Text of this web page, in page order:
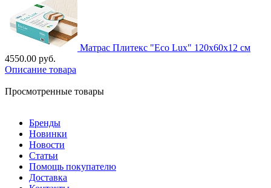
Матрас Плитекс "Eco Lux" 120х60х12 см
4550.00 руб.
Описание товара
Просмотренные товары
Бренды
Новинки
Новости
Статьи
Помощь покупателю
Доставка